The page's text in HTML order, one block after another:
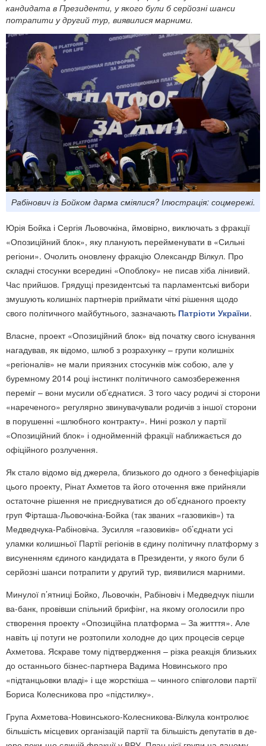
кандидата в Президенти, у якого були б серйозні шанси
потрапити у другий тур, виявилися марними.
Рабінович із Бойком дарма сміялися? Ілюстрація: соцмережі.
Юрія Бойка і Сергія Льовочкіна, ймовірно, виключать з фракції
«Опозиційний блок», яку планують перейменувати в «Сильні
регіони». Очолить оновлену фракцію Олександр Вілкул. Про
складні стосунки всередині «Опоблоку» не писав хіба лінивий.
Час прийшов. Грядущі президентські та парламентські вибори
змушують колишніх партнерів приймати чіткі рішення щодо
свого політичного майбутнього, зазначають Патріоти України.
Власне, проект «Опозиційний блок» від початку свого існування
нагадував, як відомо, шлюб з розрахунку – групи колишніх
«регіоналів» не мали приязних стосунків між собою, але у
буремному 2014 році інстинкт політичного самозбереження
переміг – вони мусили об’єднатися. З того часу родичі зі сторони
«нареченого» регулярно звинувачували родичів з іншої сторони
в порушенні «шлюбного контракту». Нині розкол у партії
«Опозиційний блок» і однойменній фракції наближається до
офіційного розлучення.
Як стало відомо від джерела, близького до одного з бенефіціарів
цього проекту, Рінат Ахметов та його оточення вже прийняли
остаточне рішення не приєднуватися до об’єднаного проекту
груп Фірташа-Льовочкіна-Бойка (так званих «газовиків») та
Медведчука-Рабіновіча. Зусилля «газовиків» об’єднати усі
уламки колишньої Партії регіонів в єдину політичну платформу з
висуненням єдиного кандидата в Президенти, у якого були б
серйозні шанси потрапити у другий тур, виявилися марними.
Минулої п’ятниці Бойко, Льовочкін, Рабіновіч і Медведчук пішли
ва-банк, провівши спільний брифінг, на якому оголосили про
створення проекту «Опозиційна платформа – За житття». Але
навіть ці потуги не розтопили холодне до цих процесів серце
Ахметова. Яскраве тому підтвердження – різка реакція близьких
до останнього бізнес-партнера Вадима Новинського про
«підтанцьовки владі» і ще жорсткіша – чинного співголови партії
Бориса Колесникова про «підстилку».
Група Ахметова-Новинського-Колесникова-Вілкула контролює
більшість місцевих організацій партії та більшість депутатів в де-